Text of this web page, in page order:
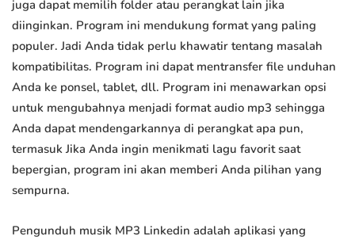
juga dapat memilih folder atau perangkat lain jika
diinginkan. Program ini mendukung format yang paling
populer. Jadi Anda tidak perlu khawatir tentang masalah
kompatibilitas. Program ini dapat mentransfer file unduhan
Anda ke ponsel, tablet, dll. Program ini menawarkan opsi
untuk mengubahnya menjadi format audio mp3 sehingga
Anda dapat mendengarkannya di perangkat apa pun,
termasuk Jika Anda ingin menikmati lagu favorit saat
bepergian, program ini akan memberi Anda pilihan yang
sempurna.
Pengunduh musik MP3 Linkedin adalah aplikasi yang